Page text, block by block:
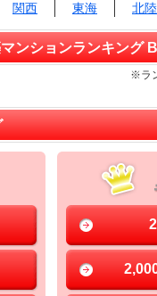
関西 東海 北
ンションランキング
※ラ